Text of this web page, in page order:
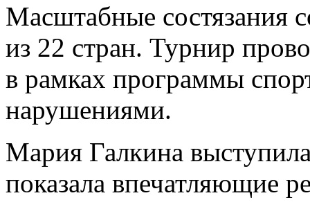
Масштабные состязания
из 22 стран. Турнир
в рамках программы
нарушениями.
Мария Галкина
показала впечатляющие